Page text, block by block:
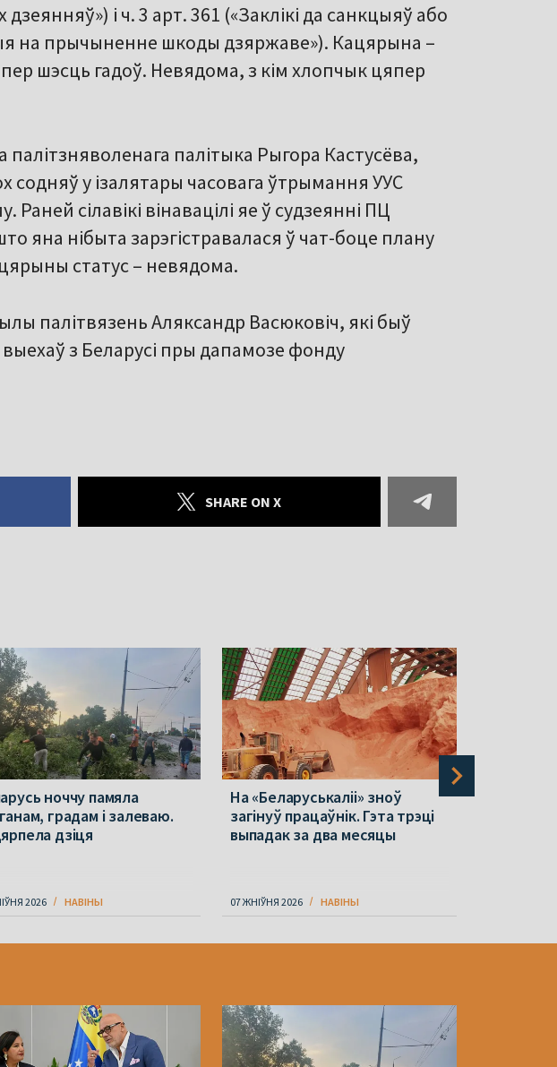
дзеянняў») і ч. 3 арт. 361 («Заклікі да санкцыяў або
на прычыненне шкоды дзяржаве»). Кацярына –
шэсць гадоў. Невядома, з кім хлопчык цяпер
палітыка Рыгора Кастусёва,
у ізалятары часовага ўтрымання УУС
Раней сілавікі вінавацілі яе ў судзеянні ПЦ
яна нібыта зарэгістравалася ў чат-боце плану
статус – невядома.
палітвязень Аляксандр Васюковіч, які быў
з Беларусі пры дапамозе фонду
SHARE ON X
ноччу памяла
градам і залеваю.
дзіця
2026 НАВІНЫ
На «Беларуськаліі» зноў
загінуў працаўнік. Гэта трэці
выпадак за два месяцы
07 ЖНІЎНЯ 2026 НАВІНЫ